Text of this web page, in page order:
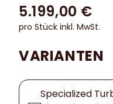
5.199,00 €
pro Stück inkl. MwSt.
VARIANTEN
Specialized